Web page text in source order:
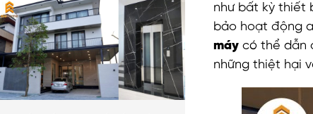
như bất kỳ thiết
bảo hoạt động
máycó thể dẫn
những thiệt hại